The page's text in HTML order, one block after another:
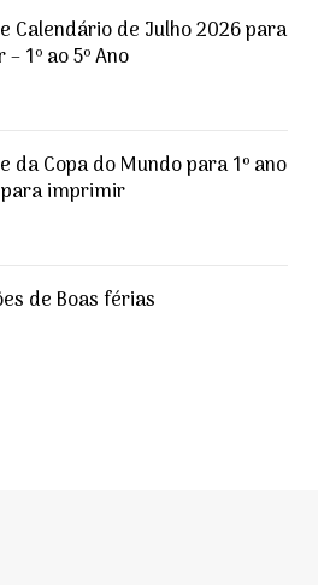
Calendário de Julho 2026 para
1º ao 5º Ano
da Copa do Mundo para 1º ano
imprimir
de Boas férias